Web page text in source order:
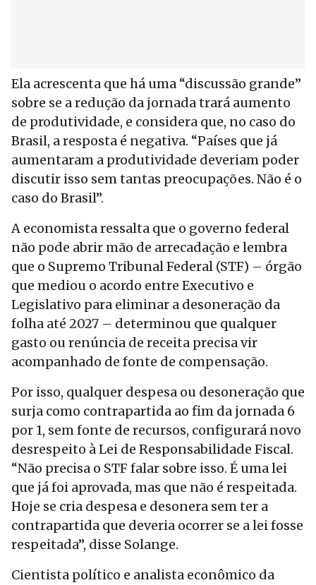
Ela acrescenta que há uma “discussão grande”
sobre se a redução da jornada trará aumento
de produtividade, e considera que, no caso do
Brasil, a resposta é negativa. “Países que já
aumentaram a produtividade deveriam poder
discutir isso sem tantas preocupações. Não é o
caso do Brasil”.
A economista ressalta que o governo federal
não pode abrir mão de arrecadação e lembra
que o Supremo Tribunal Federal (STF) – órgão
que mediou o acordo entre Executivo e
Legislativo para eliminar a desoneração da
folha até 2027 – determinou que qualquer
gasto ou renúncia de receita precisa vir
acompanhado de fonte de compensação.
Por isso, qualquer despesa ou desoneração que
surja como contrapartida ao fim da jornada 6
por 1, sem fonte de recursos, configurará novo
desrespeito à Lei de Responsabilidade Fiscal.
“Não precisa o STF falar sobre isso. É uma lei
que já foi aprovada, mas que não é respeitada.
Hoje se cria despesa e desonera sem ter a
contrapartida que deveria ocorrer se a lei fosse
respeitada”, disse Solange.
Cientista político e analista econômico da